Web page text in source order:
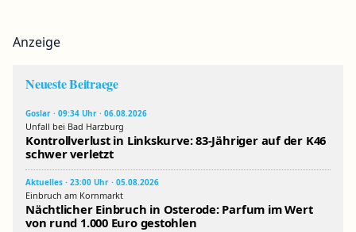
Anzeige
Neueste Beitraege
Goslar · 09:34 Uhr · 06.08.2026
Unfall bei Bad Harzburg
Kontrollverlust in Linkskurve: 83-Jähriger auf der K46
schwer verletzt
Aktuelles · 23:00 Uhr · 05.08.2026
Einbruch am Kornmarkt
Nächtlicher Einbruch in Osterode: Parfum im Wert
von rund 1.000 Euro gestohlen